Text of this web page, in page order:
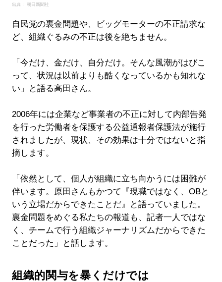
出典： 朝日新聞社
自民党の裏金問題や、ビッグモーターの不正請求な
ど、組織ぐるみの不正は後を絶ちません。
「今だけ、金だけ、自分だけ。そんな風潮がはびこ
って、状況は以前よりも酷くなっているかも知れな
い」と語る高田さん。
2006年には企業など事業者の不正に対して内部告発
を行った労働者を保護する公益通報者保護法が施行
されましたが、現状、その効果は十分ではないと指
摘します。
「依然として、個人が組織に立ち向かうには困難が
伴います。原田さんもかつて『現職ではなく、OBと
いう立場だからできたことだ』と語っていました。
裏金問題をめぐる私たちの報道も、記者一人ではな
く、チームで行う組織ジャーナリズムだからできた
ことだった」と話します。
組織的関与を暴くだけでは